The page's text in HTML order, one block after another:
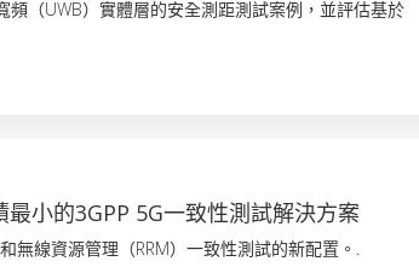
（UWB）實體層的安全測距測試案例，並評估基於
最小的3GPP 5G一致性測試解決方案
無線資源管理（RRM）一致性測試的新配置。.